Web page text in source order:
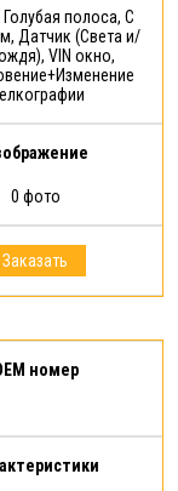
полоса, С
Датчик (Света и/
VIN окно,
0 фото
Заказать
номер